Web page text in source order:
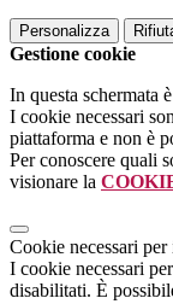
Personalizza
Gestione cookie
In questa schermata
I cookie necessari
piattaforma e non è
Per conoscere quali
visionare la
Cookie necessari
I cookie necessari
disabilitati. È